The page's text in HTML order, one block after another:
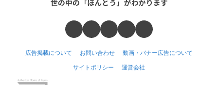
広告掲載について お問い合わせ 動画・バナー広告について
サイトポリシー 運営会社